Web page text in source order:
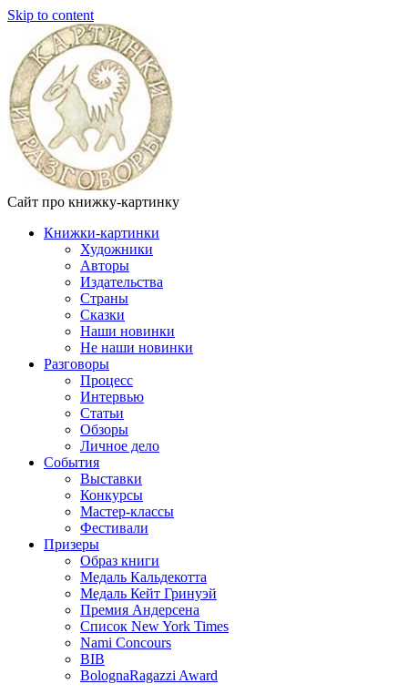
Skip to content
Сайт про книжку-картинку
Книжки-картинки
Художники
Авторы
Издательства
Страны
Сказки
Наши новинки
Не наши новинки
Разговоры
Процесс
Интервью
Статьи
Обзоры
Личное дело
События
Выставки
Конкурсы
Мастер-классы
Фестивали
Призеры
Образ книги
Медаль Кальдекотта
Медаль Кейт Гринуэй
Премия Андерсена
Список New York Times
Nami Concours
BIB
BolognaRagazzi Award